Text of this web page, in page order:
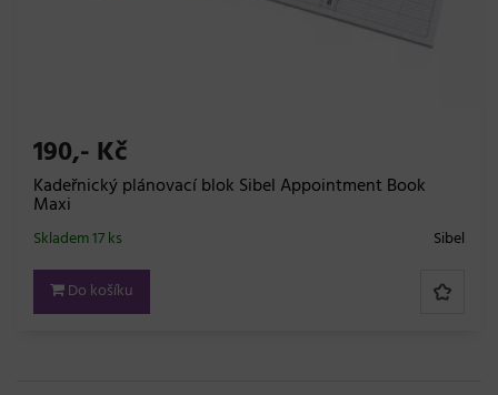
190,- Kč
Kadeřnický plánovací blok Sibel Appointment Book
Maxi
Sibel
Skladem 17 ks
Do košíku